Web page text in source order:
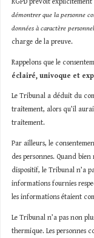
RGPD prévoit explicitement
démontrer que la personne
données à caractère
charge de la preuve.
Rappelons que le
éclairé, univoque et
Le Tribunal a déduit du
traitement, alors qu’il
traitement.
Par ailleurs, le
des personnes. Quand
dispositif, le Tribunal n’a
informations fournies
les informations étaient
Le Tribunal n’a pas non
thermique. Les personnes